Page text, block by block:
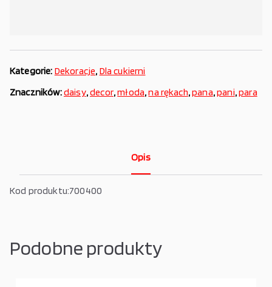
Kategorie: Dekoracje, Dla cukierni
Znaczników:daisy,decor,młoda,na rękach,pana,pani,para
Opis
Kod produktu:700400
Podobne produkty